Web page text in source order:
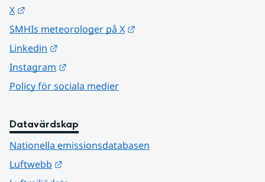
X
SMHIs meteorologer på X
Linkedin
Instagram
Policy för sociala medier
Datavärdskap
Nationella emissionsdatabasen
Luftwebb